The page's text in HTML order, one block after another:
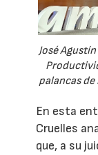
José
palancas
En esta
Cruelles
que, a su